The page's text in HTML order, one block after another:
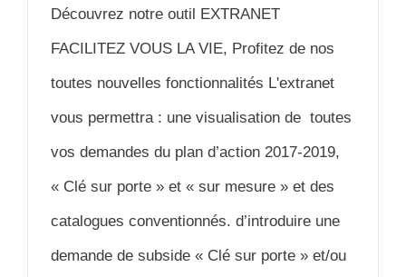
Découvrez notre outil EXTRANET
FACILITEZ VOUS LA VIE, Profitez de nos
toutes nouvelles fonctionnalités L'extranet
vous permettra : une visualisation de toutes
vos demandes du plan d’action 2017-2019,
« Clé sur porte » et « sur mesure » et des
catalogues conventionnés. d’introduire une
demande de subside « Clé sur porte » et/ou